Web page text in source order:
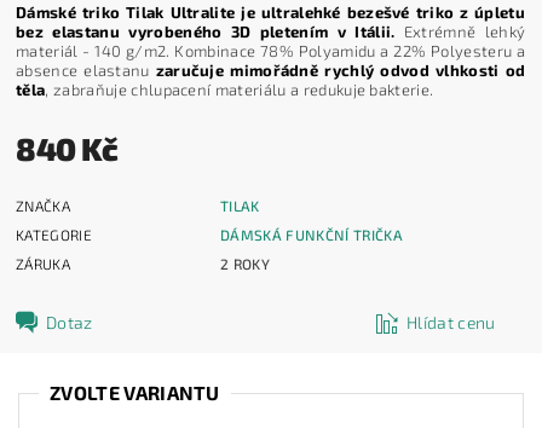
Dámské triko Tilak Ultralite je ultralehké bezešvé triko z úpletu
bez elastanu vyrobeného 3D pletením v Itálii. Extrémně lehký
materiál - 140 g/m2. Kombinace 78% Polyamidu a 22% Polyesteru a
absence elastanu zaručuje mimořádně rychlý odvod vlhkosti od
těla, zabraňuje chlupacení materiálu a redukuje bakterie.
840 Kč
ZNAČKA
TILAK
KATEGORIE
DÁMSKÁ FUNKČNÍ TRIČKA
ZÁRUKA
2 ROKY
Dotaz Hlídat cenu
ZVOLTE VARIANTU